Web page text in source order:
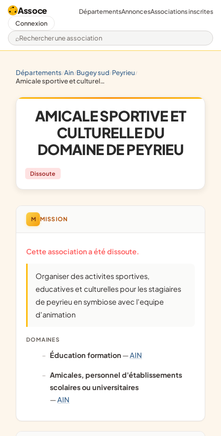
Assoce
Rechercher une association
DépartementsAnnoncesAssociations inscrites
Connexion
départements/ ain/ bugey sud/ peyrieu/
amicale sportive et culturelle du domaine de peyrieu
AMICALE SPORTIVE ET
CULTURELLE DU
DOMAINE DE PEYRIEU
Dissoute
M MISSION
Cette association a été dissoute.
Organiser des activites sportives,
educatives et culturelles pour les stagiaires
de peyrieu en symbiose avec l'equipe
d'animation
DOMAINES
éducation formation —AIN
amicales, personnel d'établissements
scolaires ou universitaires
—AIN